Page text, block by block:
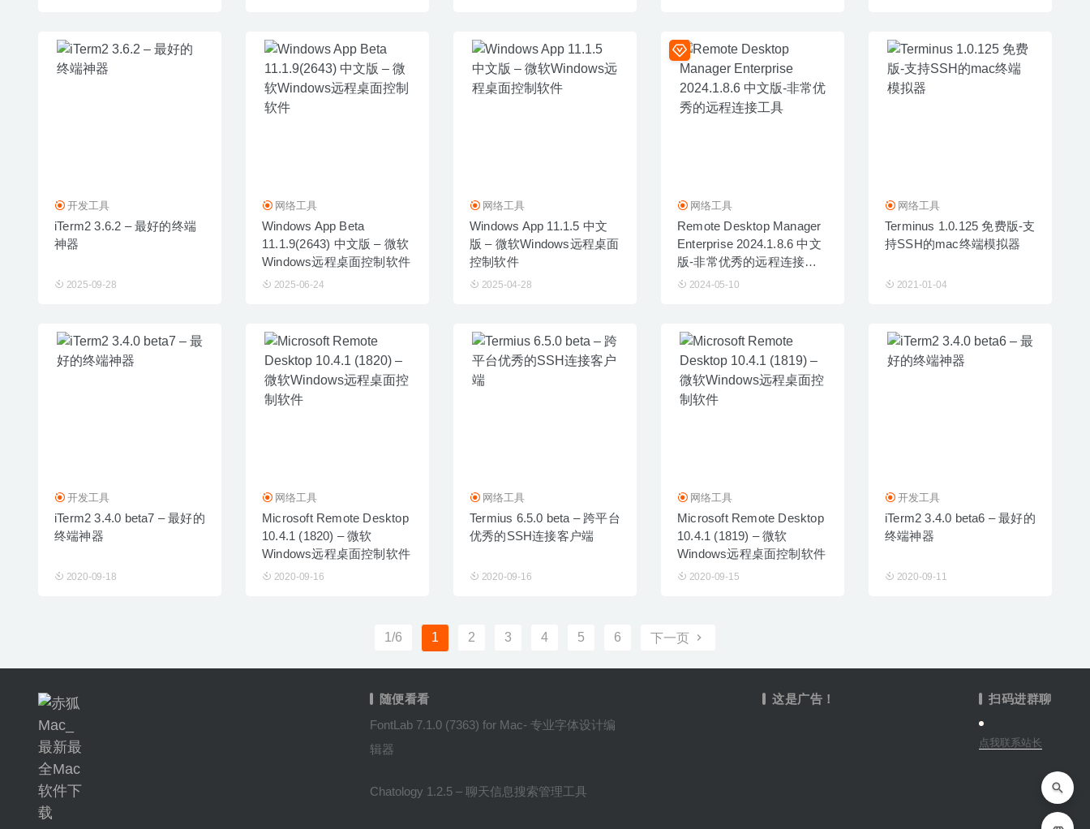
开发工具
iTerm2 3.6.2 – 最好的终端
神器
2025-09-28
网络工具
Windows App Beta
11.1.9(2643) 中文版 – 微软
Windows远程桌面控制软件
2025-06-24
网络工具
Windows App 11.1.5 中文
版 – 微软Windows远程桌面
控制软件
2025-04-28
网络工具
Remote Desktop Manager
Enterprise 2024.1.8.6 中文
版-非常优秀的远程连接工
具 2024-05-10
网络工具
Terminus 1.0.125 免费版-支
持SSH的mac终端模拟器
2021-01-04
开发工具
iTerm2 3.4.0 beta7 – 最好的
终端神器
2020-09-18
网络工具
Microsoft Remote Desktop
10.4.1 (1820) – 微软
Windows远程桌面控制软件
2020-09-16
网络工具
Termius 6.5.0 beta – 跨平台
优秀的SSH连接客户端
2020-09-16
网络工具
Microsoft Remote Desktop
10.4.1 (1819) – 微软
Windows远程桌面控制软件
2020-09-15
开发工具
iTerm2 3.4.0 beta6 – 最好的
终端神器
2020-09-11
1/6 1 2 3 4 5 6 下一页
随便看看
FontLab 7.1.0 (7363) for Mac- 专业字体设计编
辑器
Chatology 1.2.5 – 聊天信息搜索管理工具
这是广告！ 扫码进群聊
点我联系站长